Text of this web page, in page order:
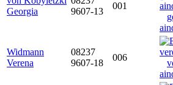
Georgia
9607-13
001
Widmann
Verena
08237
9607-18
006